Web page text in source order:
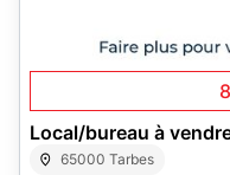
Local/bureau à
65000 Tarbes